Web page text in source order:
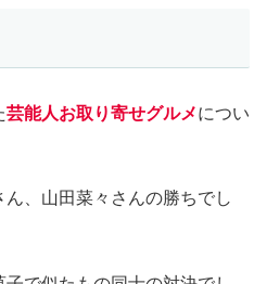
芸能人お取り寄せグルメについ
、山田菜々さんの勝ちでし